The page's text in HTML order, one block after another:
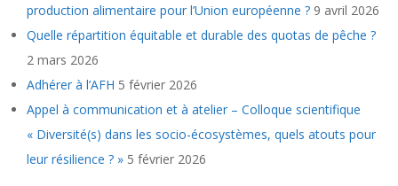
production alimentaire pour l’Union européenne ? 9 avril 2026
Quelle répartition équitable et durable des quotas de pêche ?
2 mars 2026
Adhérer à l’AFH 5 février 2026
Appel à communication et à atelier – Colloque scientifique
« Diversité(s) dans les socio-écosystèmes, quels atouts pour
leur résilience ? » 5 février 2026